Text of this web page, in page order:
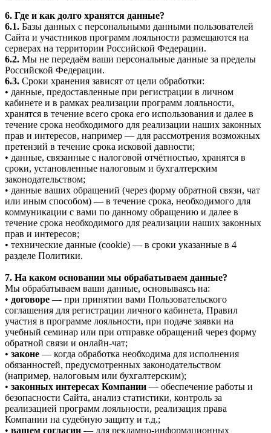
6. Где и как долго хранятся данные?
6.1. Базы данных с персональными данными пользователей
Сайта и участников программ лояльности размещаются на
серверах на территории Российской Федерации.
6.2. Мы не передаём ваши персональные данные за пределы
Российской Федерации.
6.3. Сроки хранения зависят от цели обработки:
• данные, предоставленные при регистрации в личном
кабинете и в рамках реализации программ лояльности,
хранятся в течение всего срока его использования и далее в
течение срока необходимого для реализации наших законных
прав и интересов, например — для рассмотрения возможных
претензий в течение срока исковой давности;
• данные, связанные с налоговой отчётностью, хранятся в
сроки, установленные налоговым и бухгалтерским
законодательством;
• данные ваших обращений (через форму обратной связи, чат
или иным способом) — в течение срока, необходимого для
коммуникации с вами по данному обращению и далее в
течение срока необходимого для реализации наших законных
прав и интересов;
• технические данные (cookie) — в сроки указанные в 4
разделе Политики.
7. На каком основании мы обрабатываем данные?
Мы обрабатываем ваши данные, основываясь на:
• договоре — при принятии вами Пользовательского
соглашения для регистрации личного кабинета, Правил
участия в программе лояльности, при подаче заявки на
учебный семинар или при отправке обращений через форму
обратной связи и онлайн-чат;
• законе — когда обработка необходима для исполнения
обязанностей, предусмотренных законодательством
(например, налоговым или бухгалтерским);
• законных интересах Компании — обеспечение работы и
безопасности Сайта, анализ статистики, контроль за
реализацией программ лояльности, реализация права
Компании на судебную защиту и т.д.;
• вашем согласии — для рекламно-информационных